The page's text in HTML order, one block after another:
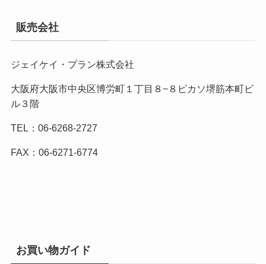
販売会社
ジェイケイ・プラン株式会社
大阪府大阪市中央区博労町１丁目８−８ピカソ堺筋本町ビ
ル３階
TEL：06-6268-2727
FAX：06-6271-6774
お買い物ガイド